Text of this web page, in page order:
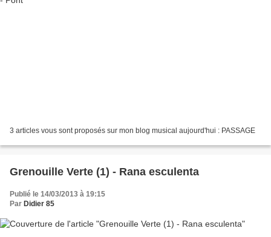
3 articles vous sont proposés sur mon blog musical aujourd'hui : PASSAGE
Grenouille Verte (1) - Rana esculenta
Publié le 14/03/2013 à 19:15
Par Didier 85